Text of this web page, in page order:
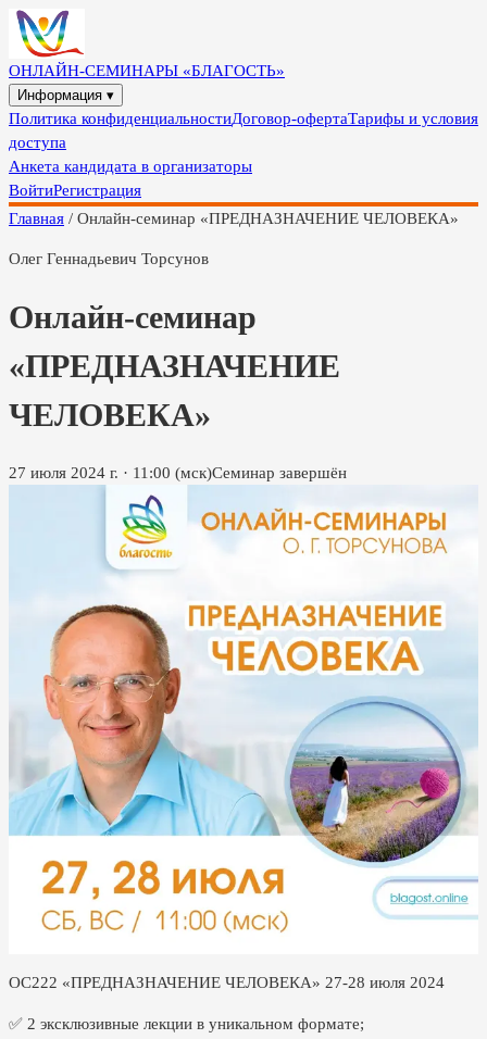
ОНЛАЙН-СЕМИНАРЫ «БЛАГОСТЬ»
Информация ▾
Политика конфиденциальностиДоговор-офертаТарифы и условия
доступа
Анкета кандидата в организаторы
ВойтиРегистрация
Главная / Онлайн-семинар «ПРЕДНАЗНАЧЕНИЕ ЧЕЛОВЕКА»
Олег Геннадьевич Торсунов
Онлайн-семинар
«ПРЕДНАЗНАЧЕНИЕ
ЧЕЛОВЕКА»
27 июля 2024 г. · 11:00 (мск)Семинар завершён
ОС222 «ПРЕДНАЗНАЧЕНИЕ ЧЕЛОВЕКА» 27-28 июля 2024
✅ 2 эксклюзивные лекции в уникальном формате;